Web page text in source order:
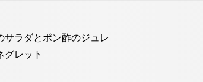
サラダとポン酢のジュレ
グレット